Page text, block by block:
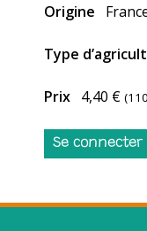
Origine
Type
Prix 4,40 € (
Se connecter